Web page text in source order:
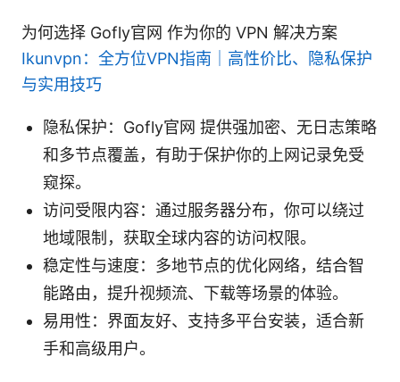
为何选择 Gofly官网 作为你的 VPN 解决方案
Ikunvpn：全方位VPN指南｜高性价比、隐私保护
与实用技巧
隐私保护：Gofly官网 提供强加密、无日志策略
和多节点覆盖，有助于保护你的上网记录免受
窥探。
访问受限内容：通过服务器分布，你可以绕过
地域限制，获取全球内容的访问权限。
稳定性与速度：多地节点的优化网络，结合智
能路由，提升视频流、下载等场景的体验。
易用性：界面友好、支持多平台安装，适合新
手和高级用户。